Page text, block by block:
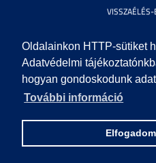
Oldalainkon HTTP-sütiket
Adatvédelmi
hogyan gondoskodunk
További információ
Elfogadom
VISSZAÉLÉS-